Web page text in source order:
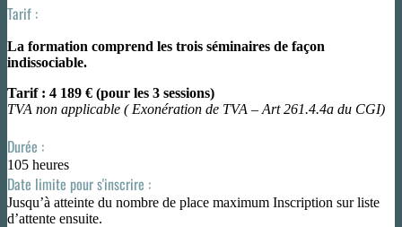
Tarif :
La formation comprend les trois séminaires de façon
indissociable.
Tarif : 4 189 € (pour les 3 sessions)
TVA non applicable ( Exonération de TVA – Art 261.4.4a du CGI)
Durée :
105 heures
Date limite pour s'inscrire :
Jusqu’à atteinte du nombre de place maximum Inscription sur liste
d’attente ensuite.